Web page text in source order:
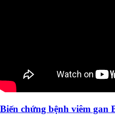
Biến chứng bệnh viêm gan